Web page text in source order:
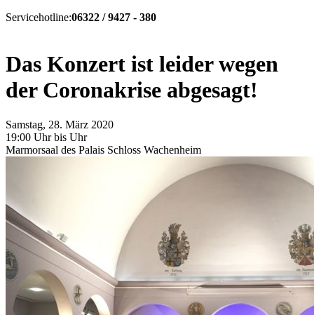
Servicehotline:06322 / 9427 - 380
Das Konzert ist leider wegen
der Coronakrise abgesagt!
Samstag, 28. März 2020
19:00 Uhr bis Uhr
Marmorsaal des Palais Schloss Wachenheim